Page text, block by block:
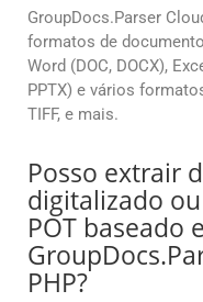
GroupDocs.Parser
formatos de
Word (DOC, DOCX),
PPTX) e vários
TIFF, e mais.
Posso extrair
digitalizado
POT baseado
PHP?